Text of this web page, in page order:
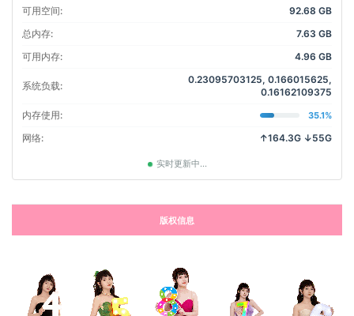
可用空间:
92.68 GB
总内存:
7.63 GB
可用内存:
4.96 GB
系统负载:
0.23095703125, 0.166015625,
0.16162109375
内存使用:
35.1%
网络: ↑164.3G ↓55G
实时更新中...
版权信息